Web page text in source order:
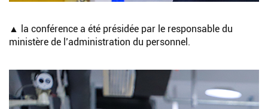
▲ la conférence a été présidée par le responsable du
ministère de l’administration du personnel.